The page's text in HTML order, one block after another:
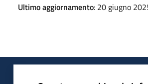
Ultimo aggiornamento: 20 giugno